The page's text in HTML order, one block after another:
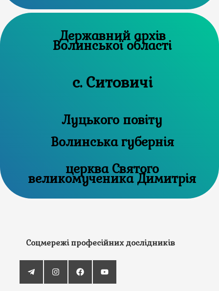
Державний архів
Волинської області
с. Ситовичі
Луцького повіту
Волинська губернія
церква Святого
великомученика Димитрія
Соцмережі професійних дослідників